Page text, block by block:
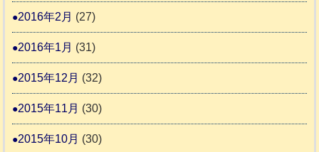
2016年2月 (27)
2016年1月 (31)
2015年12月 (32)
2015年11月 (30)
2015年10月 (30)